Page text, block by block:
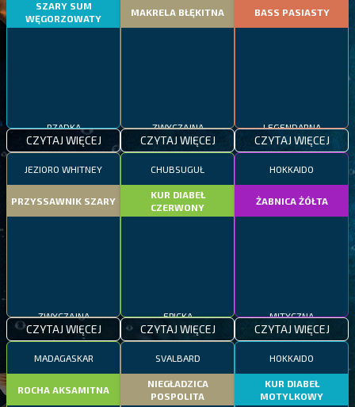
SZARY SUM
WĘGORZOWATY
CZYTAJ WIĘCEJ
MAKRELA BŁĘKITNA
CZYTAJ WIĘCEJ
BASS PASIASTY
CZYTAJ WIĘCEJ
JEZIORO WHITNEY
PRZYSSAWNIK SZARY
CZYTAJ WIĘCEJ
CHUBSUGUŁ
KUR DIABEŁ
CZERWONY
CZYTAJ WIĘCEJ
HOKKAIDO
ŻABNICA ŻÓŁTA
CZYTAJ WIĘCEJ
MADAGASKAR
ROCHA AKSAMITNA
SVALBARD
NIEGŁADZICA
POSPOLITA
HOKKAIDO
KUR DIABEŁ
MOTYLKOWY